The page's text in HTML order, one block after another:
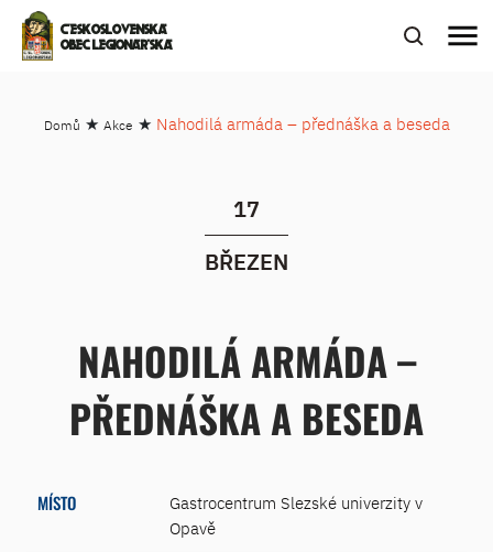
ČESKOSLOVENSKÁ
OBEC LEGIONÁŘSKÁ
menu
Domů ★ Akce ★ Nahodilá armáda – přednáška a beseda
17
BŘEZEN
NAHODILÁ ARMÁDA –
PŘEDNÁŠKA A BESEDA
MÍSTO
Gastrocentrum Slezské univerzity v
Opavě